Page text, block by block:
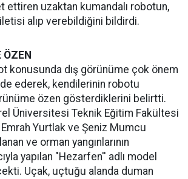
ettiren uzaktan kumandalı robotun,
alıp verebildiğini bildirdi.
ÖZEN
konusunda dış görünüme çok önem
ederek, kendilerinin robotu
özen gösterdiklerini belirtti.
Üniversitesi Teknik Eğitim Fakültesi
Yurtlak ve Şeniz Mumcu
ve orman yangınlarının
yapılan "Hezarfen'' adlı model
Uçak, uçtuğu alanda duman